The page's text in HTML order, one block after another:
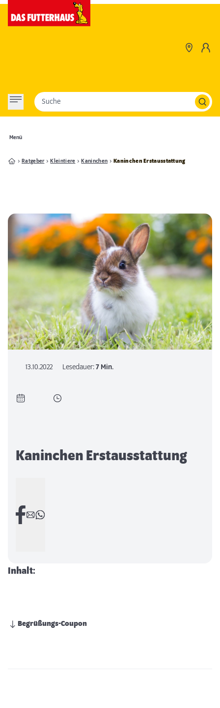
Menü
Suche
Ratgeber Kleintiere Kaninchen Kaninchen Erstausstattung
13.10.2022 Lesedauer:7 Min.
Kaninchen Erstausstattung
Inhalt:
Begrüßungs-Coupon